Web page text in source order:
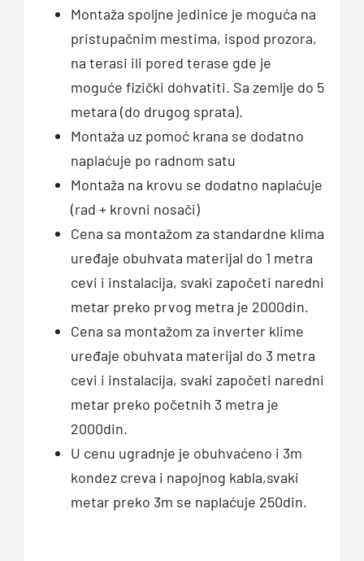
Montaža spoljne jedinice je moguća na
pristupačnim mestima, ispod prozora,
na terasi ili pored terase gde je
moguće fizički dohvatiti. Sa zemlje do 5
metara (do drugog sprata).
Montaža uz pomoć krana se dodatno
naplaćuje po radnom satu
Montaža na krovu se dodatno naplaćuje
(rad + krovni nosači)
Cena sa montažom za standardne klima
uređaje obuhvata materijal do 1 metra
cevi i instalacija, svaki započeti naredni
metar preko prvog metra je 2000din.
Cena sa montažom za inverter klime
uređaje obuhvata materijal do 3 metra
cevi i instalacija, svaki započeti naredni
metar preko početnih 3 metra je
2000din.
U cenu ugradnje je obuhvaćeno i 3m
kondez creva i napojnog kabla,svaki
metar preko 3m se naplaćuje 250din.